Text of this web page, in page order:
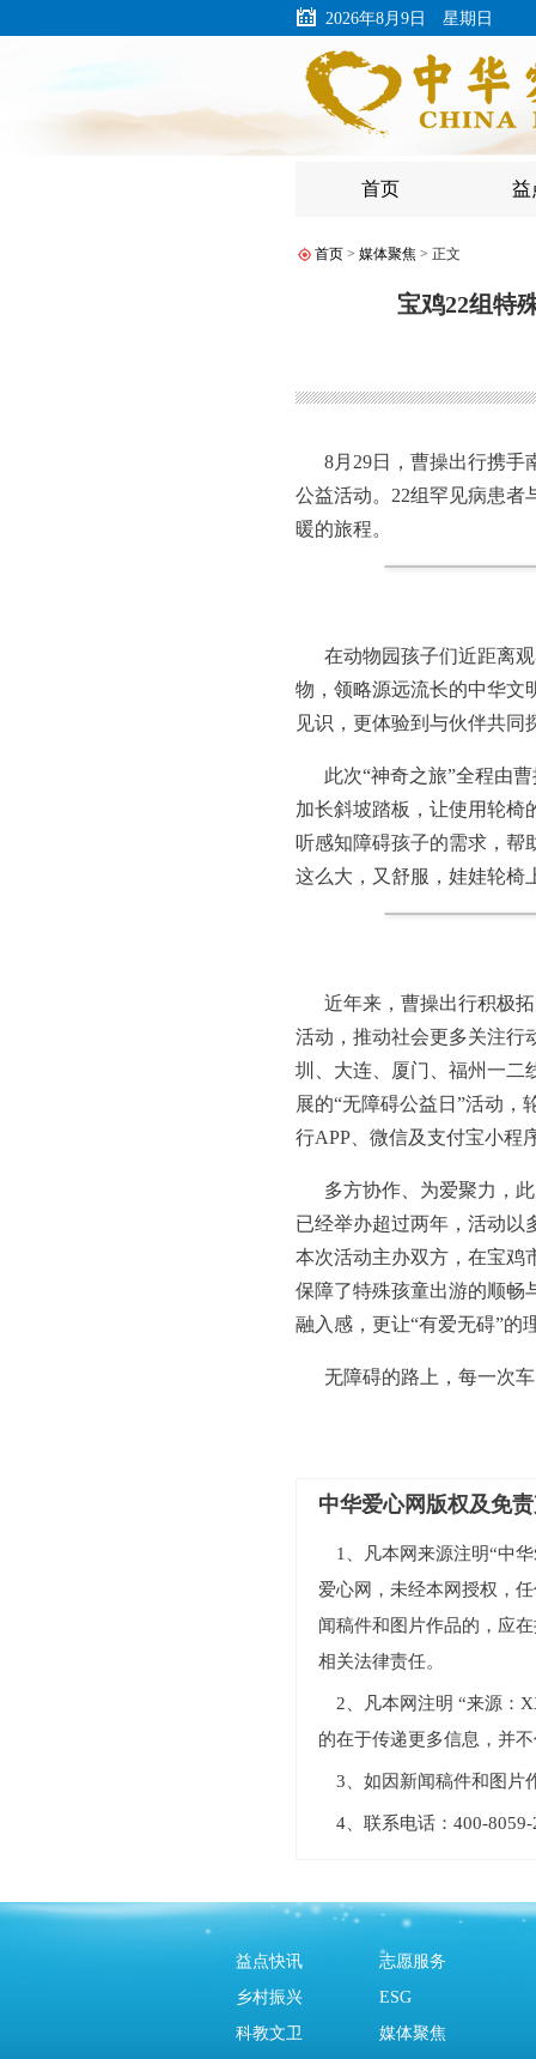
2026年8月9日 星期日
首页 益
首页> 媒体聚焦> 正文
宝鸡22组特
8月29日，曹操出行携手
公益活动。22组罕见病患者
暖的旅程。
在动物园孩子们近距离
物，领略源远流长的中华文
见识，更体验到与伙伴共同
此次“神奇之旅”全程由
加长斜坡踏板，让使用轮椅
听感知障碍孩子的需求，帮
这么大，又舒服，娃娃轮椅
近年来，曹操出行积极
活动，推动社会更多关注行
圳、大连、厦门、福州一二
展的“无障碍公益日”活动，
行APP、微信及支付宝小程
多方协作、为爱聚力，
已经举办超过两年，活动以
本次活动主办双方，在宝鸡
保障了特殊孩童出游的顺畅
融入感，更让“有爱无碍”的
无障碍的路上，每一次
中华爱心网版权及免
1、凡本网来源注明“中
爱心网，未经本网授权，
闻稿件和图片作品的，应
相关法律责任。
2、凡本网注明 “来源：
的在于传递更多信息，并
3、如因新闻稿件和图片
4、联系电话：400-
益点快讯
志愿服务
乡村振兴
ESG
科教文卫
媒体聚焦